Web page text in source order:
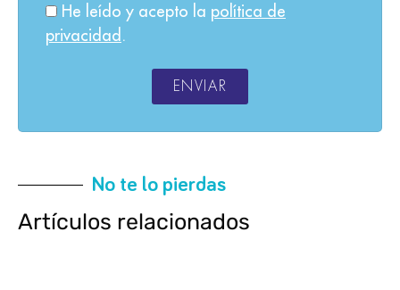
He leído y acepto la política de
privacidad .
ENVIAR
No te lo pierdas
Artículos relacionados